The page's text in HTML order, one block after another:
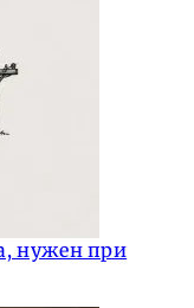
нужен при